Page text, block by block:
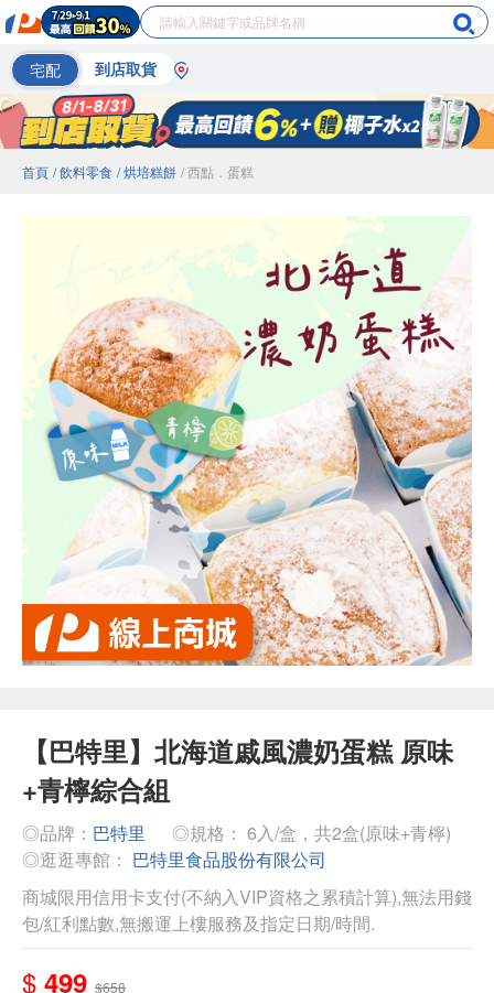
宅配 到店取貨
首頁 / 飲料零食 / 烘培糕餅 / 西點．蛋糕
【巴特里】北海道戚風濃奶蛋糕 原味
+青檸綜合組
◎品牌： 巴特里
◎規格： 6入/盒，共2盒(原味+青檸)
◎逛逛專館： 巴特里食品股份有限公司
商城限用信用卡支付(不納入VIP資格之累積計算),無法用錢
包/紅利點數,無搬運上樓服務及指定日期/時間.
$ 499 $658